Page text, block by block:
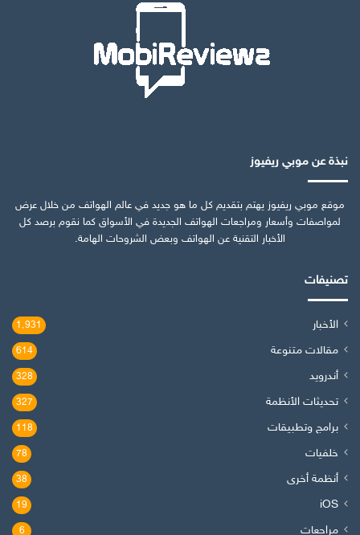
نبذة عن موبي ريفيوز
موقع موبي ريفيوز يهتم بتقديم كل ما هو جديد في عالم الهواتف من خلال عرض
لمواصفات وأسعار ومراجعات الهواتف الجديدة في الأسواق كما نقوم برصد كل
الأخبار التقنية عن الهواتف وبعض الشروحات الهامة.
تصنيفات
الأخبار 1٬931
مقالات متنوعة 614
أندرويد 328
تحديثات الأنظمة 327
برامج وتطبيقات 118
خلفيات 78
أنظمة أخرى 38
iOS
19
مراجعات 6